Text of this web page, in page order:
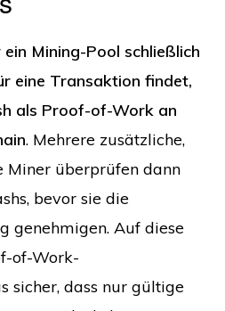
Mining-Pool schließlich
eine Transaktion findet,
als Proof-of-Work an
. Mehrere zusätzliche,
überprüfen dann
bevor sie die
genehmigen. Auf diese
of-Work-
sicher, dass nur gültige